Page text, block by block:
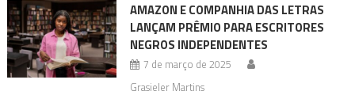
AMAZON E COMPANHIA DAS LETRAS
LANÇAM PRÊMIO PARA ESCRITORES
NEGROS INDEPENDENTES
7 de março de 2025
Grasieler Martins